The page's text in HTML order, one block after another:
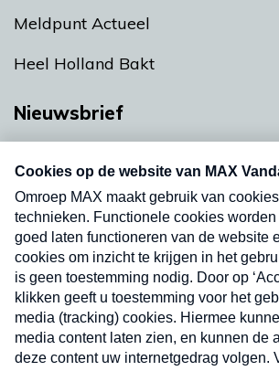
Meldpunt Actueel
Heel Holland Bakt
Nieuwsbrief
nieuwsbrief. Elke vrijdag- en
uw mailbox.